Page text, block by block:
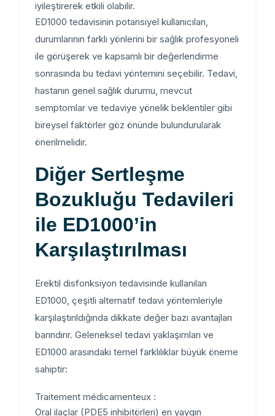
iyileştirerek etkili olabilir.
ED1000 tedavisinin potansiyel kullanıcıları,
durumlarının farklı yönlerini bir sağlık profesyoneli
ile görüşerek ve kapsamlı bir değerlendirme
sonrasında bu tedavi yöntemini seçebilir. Tedavi,
hastanın genel sağlık durumu, mevcut
semptomlar ve tedaviye yönelik beklentiler gibi
bireysel faktörler göz önünde bulundurularak
önerilmelidir.
Diğer Sertleşme
Bozukluğu Tedavileri
ile ED1000’in
Karşılaştırılması
Erektil disfonksiyon tedavisinde kullanılan
ED1000, çeşitli alternatif tedavi yöntemleriyle
karşılaştırıldığında dikkate değer bazı avantajları
barındırır. Geleneksel tedavi yaklaşımları ve
ED1000 arasındaki temel farklılıklar büyük öneme
sahiptir:
Traitement médicamenteux :
Oral ilaçlar (PDE5 inhibitörleri) en yaygın